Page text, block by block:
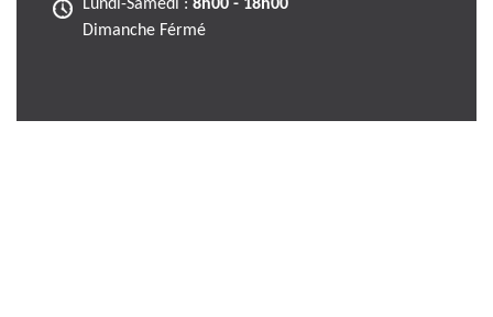
Lundi-Samedi : 8h00 - 18h00
Dimanche Férmé